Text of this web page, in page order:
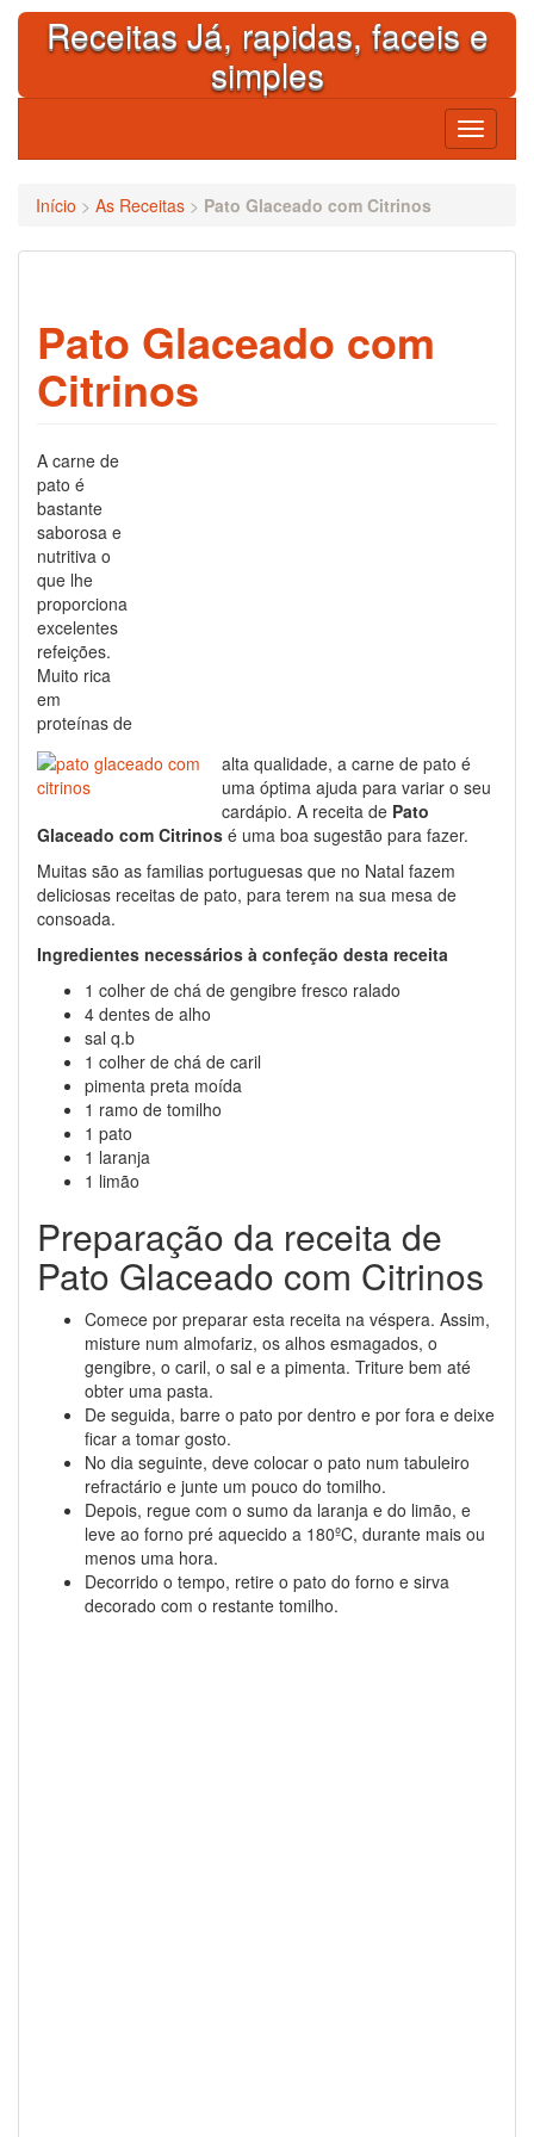
Skip
contentReceitas Já, rapidas, faceis e
simples
Toggle
Início > As Receitas > Pato Glaceado com Citrinos
Pato Glaceado com
Citrinos
A carne de
pato é
bastante
saborosa e
nutritiva o
que lhe
proporciona
excelentes
refeições.
Muito rica
em
proteínas de
alta qualidade, a carne de pato é
uma óptima ajuda para variar o seu
cardápio. A receita de Pato
Glaceado com Citrinos é uma boa sugestão para fazer.
Muitas são as familias portuguesas que no Natal fazem
deliciosas receitas de pato, para terem na sua mesa de
consoada.
Ingredientes necessários à confeção desta receita
1 colher de chá de gengibre fresco ralado
4 dentes de alho
sal q.b
1 colher de chá de caril
pimenta preta moída
1 ramo de tomilho
1 pato
1 laranja
1 limão
Preparação da receita de
Pato Glaceado com Citrinos
Comece por preparar esta receita na véspera. Assim,
misture num almofariz, os alhos esmagados, o
gengibre, o caril, o sal e a pimenta. Triture bem até
obter uma pasta.
De seguida, barre o pato por dentro e por fora e deixe
ficar a tomar gosto.
No dia seguinte, deve colocar o pato num tabuleiro
refractário e junte um pouco do tomilho.
Depois, regue com o sumo da laranja e do limão, e
leve ao forno pré aquecido a 180ºC, durante mais ou
menos uma hora.
Decorrido o tempo, retire o pato do forno e sirva
decorado com o restante tomilho.